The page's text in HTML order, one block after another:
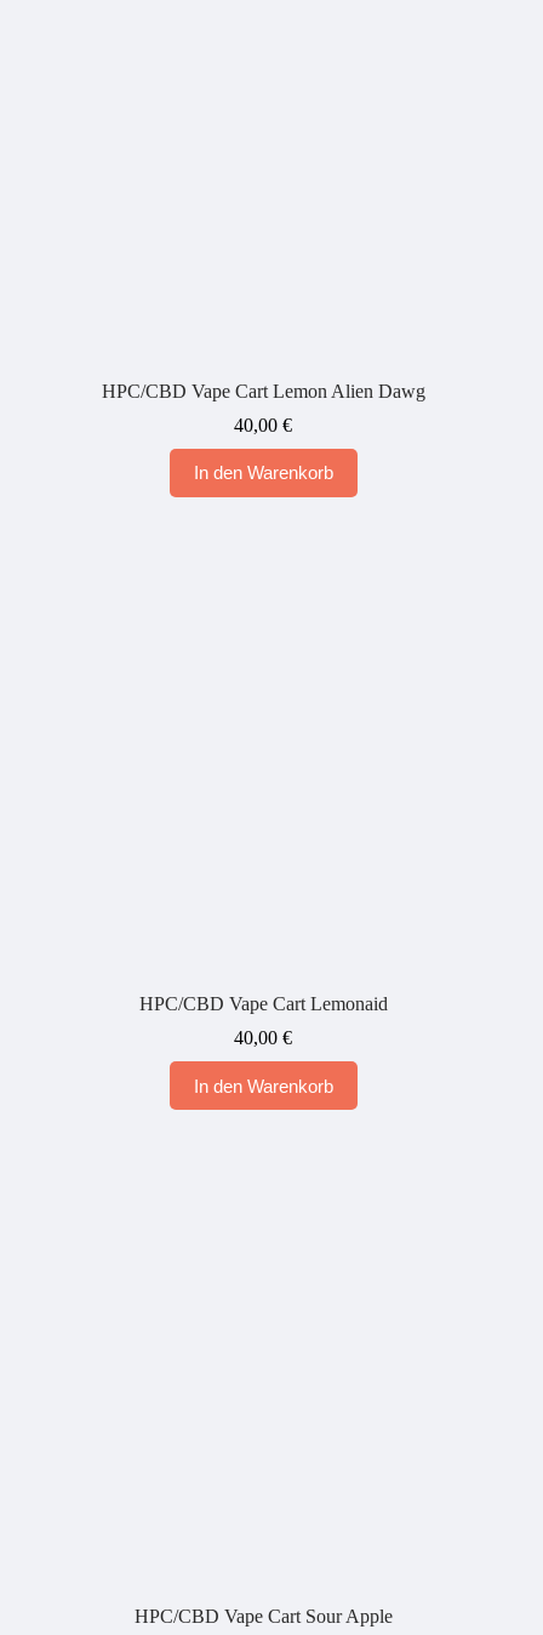
HPC/CBD Vape Cart Lemon Alien Dawg
40,00€
In den Warenkorb
HPC/CBD Vape Cart Lemonaid
40,00€
In den Warenkorb
HPC/CBD Vape Cart Sour Apple